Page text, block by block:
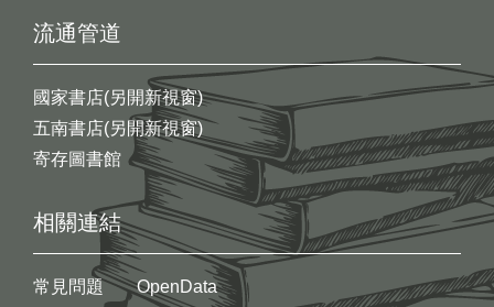
流通管道
國家書店(另開新視窗)
五南書店(另開新視窗)
寄存圖書館
相關連結
常見問題
OpenData